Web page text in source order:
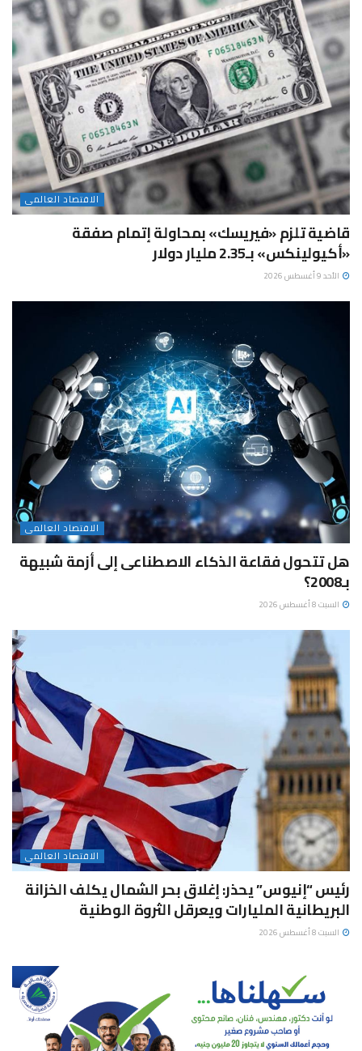
الاقتصاد العالمى
قاضية تلزم «فيريسك» بمحاولة إتمام صفقة
«أكيولينكس» بـ2.35 مليار دولار
الأحد 9 أغسطس 2026
الاقتصاد العالمى
هل تتحول فقاعة الذكاء الاصطناعى إلى أزمة شبيهة
بـ2008؟
السبت 8 أغسطس 2026
الاقتصاد العالمى
رئيس “إنيوس” يحذر: إغلاق بحر الشمال يكلف الخزانة
البريطانية المليارات ويعرقل الثروة الوطنية
السبت 8 أغسطس 2026